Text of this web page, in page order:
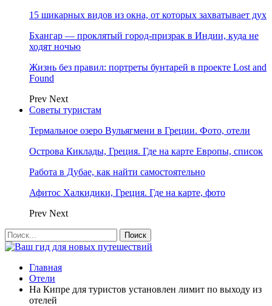
15 шикарных видов из окна, от которых захватывает дух
Бхангар — проклятый город-призрак в Индии, куда не
ходят ночью
Жизнь без правил: портреты бунтарей в проекте Lost and
Found
Prev Next
Советы туристам
Термальное озеро Вульягмени в Греции. Фото, отели
Острова Киклады, Греция. Где на карте Европы, список
Работа в Дубае, как найти самостоятельно
Афитос Халкидики, Греция. Где на карте, фото
Prev Next
Главная
Отели
На Кипре для туристов установлен лимит по выходу из
отелей